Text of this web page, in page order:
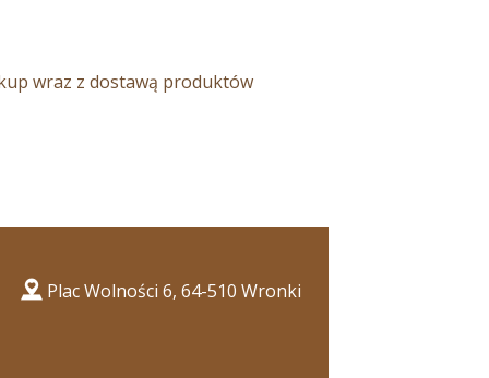
wraz z dostawą produktów
Plac Wolności 6, 64-510 Wronki